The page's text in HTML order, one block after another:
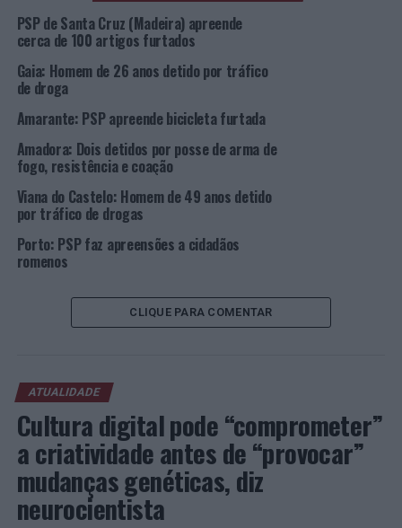
Foto: PSP.
TÓPICOS RELACIONADOS:
PONTE DE LIMA
PSP VIANA DO CASTELO
PRÓXIMO
Loures: Homem de 39 anos detido por tráfico de
estupefacientes
NÃO PERCA
Plataformas Digitais tramam suspeito de furto em
estabelecimento fabril em Leiria
PSP de Santa Cruz (Madeira) apreende
cerca de 100 artigos furtados
Gaia: Homem de 26 anos detido por tráfico
de droga
Amarante: PSP apreende bicicleta furtada
Amadora: Dois detidos por posse de arma de
fogo, resistência e coação
Viana do Castelo: Homem de 49 anos detido
por tráfico de drogas
Porto: PSP faz apreensões a cidadãos
romenos
CLIQUE PARA COMENTAR
ATUALIDADE
Cultura digital pode “comprometer”
a criatividade antes de “provocar”
mudanças genéticas, diz
neurocientista